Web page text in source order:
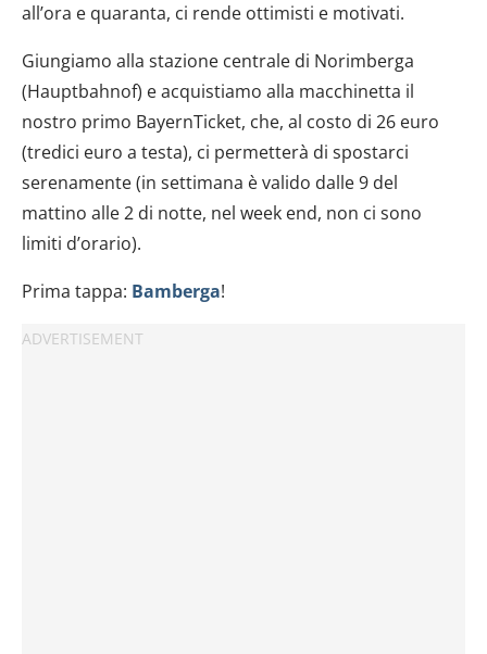
all’ora e quaranta, ci rende ottimisti e motivati.
Giungiamo alla stazione centrale di Norimberga
(Hauptbahnof) e acquistiamo alla macchinetta il
nostro primo BayernTicket, che, al costo di 26 euro
(tredici euro a testa), ci permetterà di spostarci
serenamente (in settimana è valido dalle 9 del
mattino alle 2 di notte, nel week end, non ci sono
limiti d’orario).
Prima tappa: Bamberga!